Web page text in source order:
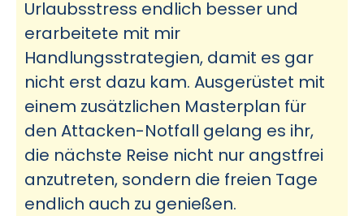
Urlaubsstress endlich besser und
erarbeitete mit mir
Handlungsstrategien, damit es gar
nicht erst dazu kam. Ausgerüstet mit
einem zusätzlichen Masterplan für
den Attacken-Notfall gelang es ihr,
die nächste Reise nicht nur angstfrei
anzutreten, sondern die freien Tage
endlich auch zu genießen.